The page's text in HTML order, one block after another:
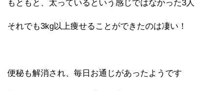
もともと、太っているという感じではなかった3人
それでも3kg以上痩せることができたのは凄い！
便秘も解消され、毎日お通じがあったようです